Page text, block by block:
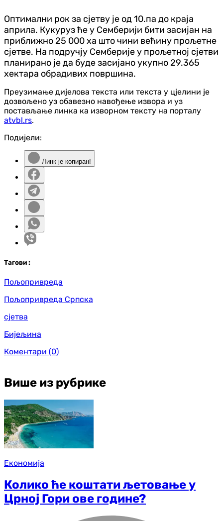
Оптимални рок за сјетву је од 10.па до краја
априла. Кукуруз ће у Семберији бити засијан на
приближно 25 000 ха што чини већину прољетне
сјетве. На подручју Семберије у прољетној сјетви
планирано је да буде засијано укупно 29.365
хектара обрадивих површина.
Преузимање дијелова текста или текста у цјелини је
дозвољено уз обавезно навођење извора и уз
постављање линка ка изворном тексту на порталу
atvbl.rs.
Подијели:
Линк је копиран!
Тагови :
Пољопривреда
Пољопривреда Српска
сјетва
Бијељина
Коментари (0)
Више из рубрике
Економија
Колико ће коштати љетовање у
Црној Гори ове године?